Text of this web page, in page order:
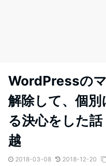
WordPressの
解除して、個
る決心をした話
越
2018-03-08 2018-12-20